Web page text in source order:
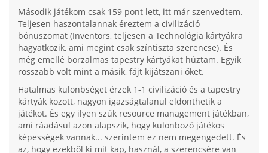
Második játékom csak 159 pont lett, itt már szenvedtem.
Teljesen haszontalannak éreztem a civilizáció
bónuszomat (Inventors, teljesen a Technológia kártyákra
hagyatkozik, ami megint csak színtiszta szerencse). És
még emellé borzalmas tapestry kártyákat húztam. Egyik
rosszabb volt mint a másik, fájt kijátszani őket.
Hatalmas különbséget érzek 1-1 civilizáció és a tapestry
kártyák között, nagyon igazságtalanul eldönthetik a
játékot. És egy ilyen szűk resource management játékban,
ami ráadásul azon alapszik, hogy különböző játékos
képességek vannak... szerintem ez nem megengedett. És
az, hogy ezekből ki mit kap, használ, a szerencsére van